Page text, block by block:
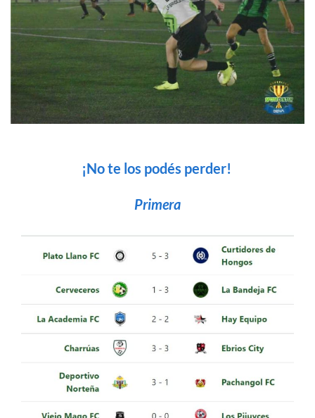
¡No te los podés perder!
Primera